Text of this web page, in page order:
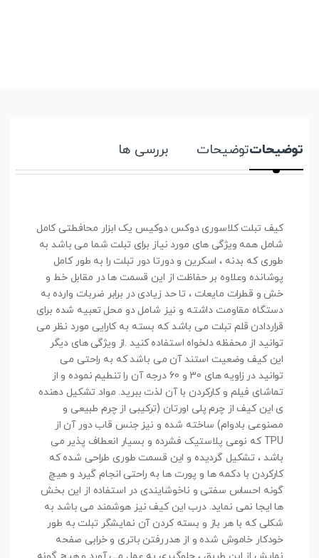
توضیحاتتوضیحات بررسی ها
کیف تبلت کلاسوری دوکس دوکیس یک ابزار محافطتی کامل
شامل همه ویژگی های مورد نیاز برای تبلت شما می باشد به
طوری که بدنه ، اسکرین و دورتا دور تبلت را به طور کامل
پوشانده وعلاوه بر حفاظت از این قسمت ها در مقابل خط و
خش و قطرات مایعات ، تا حد زیادی در برابر ضربات وارده به
دستگاه مقاومت داشته و نیز شامل دو محل تعبیه شده برای
قراردادن قلم تبلت می باشد که بسته به کارایی مورد نظر می
توانید از محفظه دلخواه استفاده کنید .از ویژگی های دیگر
این کیف وضعیت استند آن می باشد که به راحتی می
توانید در زاویه های 30 و 60 درجه آن را تنطیم نموده و از
تماشای فیلم و کارکردن با آن لذت ببرید. مواد تشکیل دهنده
ی این کیف از چرم پلی اورتان (ترکیبی از چرم طبیعی و
مصنوعی بادوام) ساخته شده و نیز جنس قاب دور آن از
TPU که نوعی پلاستیک فشرده و بسیار انعطاف پذیر می
باشد ، تشکیل گردیده و این قسمت طوری طراحی شده که
کارکردن با دکمه ها و پورت ها به راحتی انجام گیرد و هیچ
گونه احساس سفتی و ناخوشایندی در استفاده از این بخش
ها ایجا نمی نماید. درب این کیف نیز هوشمند می باشد به
شکلی که با هر باز و بسته کردن آن نمایشگر تبلت به طور
خودکار خاموش شده و از هدررفتن باتری و خرابی صفحه